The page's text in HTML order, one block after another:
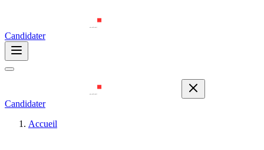
Candidater
Candidater
Accueil